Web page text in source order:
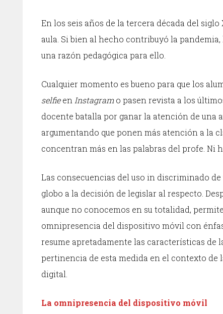
En los seis años de la tercera década del
aula. Si bien al hecho contribuyó la
una razón pedagógica para ello.
Cualquier momento es bueno para que los
selfieen Instagramo pasen revista a los
docente batalla por ganar la atención de una
argumentando que ponen más atención a la
concentran más en las palabras del profe. Ni
Las consecuencias del uso in discriminado
globo a la decisión de legislar al respecto.
aunque no conocemos en su totalidad,
omnipresencia del dispositivo móvil con
resume apretadamente las características de
pertinencia de esta medida en el contexto
digital.
La omnipresencia del dispositivo móvil